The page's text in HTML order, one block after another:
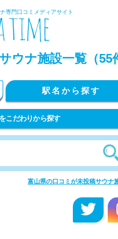
専門口コミメディアサイト
ウナ施設一覧（55
駅名から探す
こだわりから探す
富山県の口コミが未投稿サウナ